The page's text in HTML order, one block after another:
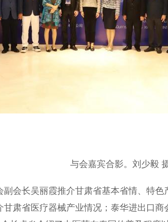
与会嘉宾合影。刘少毅
长吴丽霞推介甘肃省基本省情、特色
甘肃省医疗器械产业情况；泰华进出口